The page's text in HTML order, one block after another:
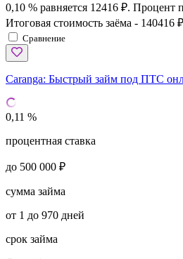
0,10 % равняется 12416 ₽. Процент
Итоговая стоимость заёма - 140416
Сравнение
Caranga: Быстрый займ под ПТС
0,11 %
процентная ставка
до 500 000 ₽
сумма займа
от 1 до 970 дней
срок займа